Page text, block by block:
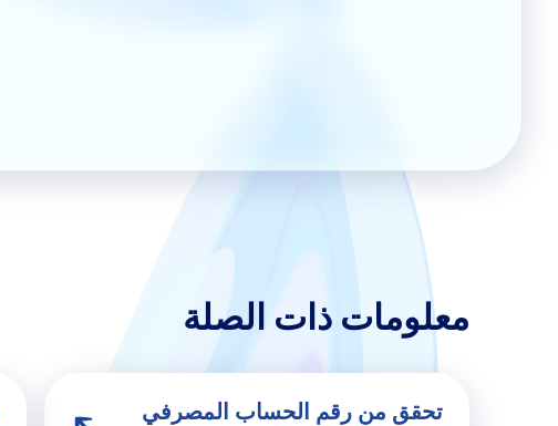
معلومات ذات الصلة
تحقق من رقم الحساب المصرفي